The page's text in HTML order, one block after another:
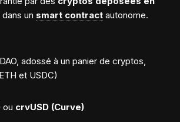
un smart contract autonome.
adossé à un panier de cryptos,
et USDC)
ou crvUSD (Curve)